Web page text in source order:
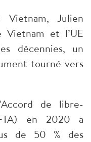
Vietnam, Julien
et l’UE
décennies, un
tourné vers
de libre-
en 2020 a
de 50 % des